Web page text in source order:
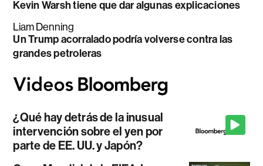
Kevin Warsh tiene que dar algunas explicaciones
Liam Denning
Un Trump acorralado podría volverse contra las
grandes petroleras
¿Qué hay detrás de la inusual
intervención sobre el yen por
parte de EE. UU. y Japón?